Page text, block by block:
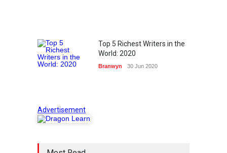
Suryavanshi Trailer Review
Angrezi Medium Trailer
Review
Frustation”
Top 5 Richest Writers in the
World: 2020
Branwyn 30 Jun 2020
Advertisement